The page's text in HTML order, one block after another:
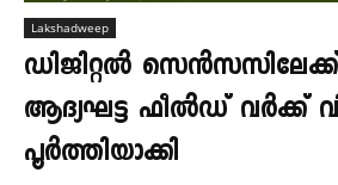
Lakshadweep
ഡിജിറ്റൽ സെൻസസിലേക്ക്
ആദ്യഘട്ട ഫീൽഡ് വർക്ക്
പൂർത്തിയാക്കി